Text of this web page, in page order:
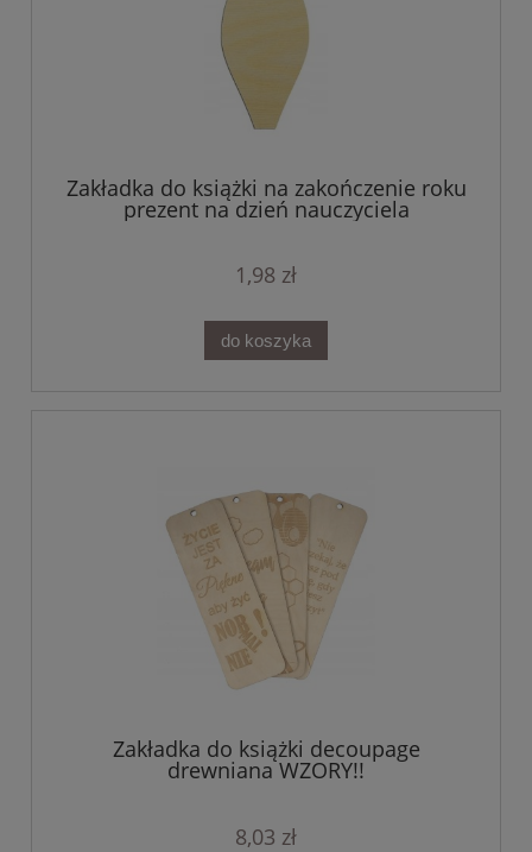
Zakładka do książki na zakończenie roku
prezent na dzień nauczyciela
1,98 zł
do koszyka
Zakładka do książki decoupage
drewniana WZORY!!
8,03 zł